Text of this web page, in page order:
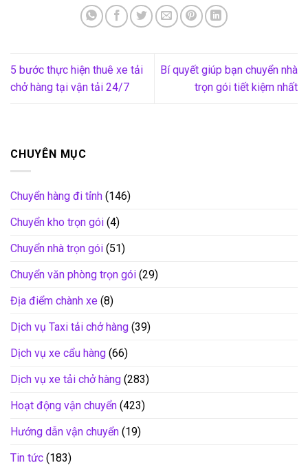
5 bước thực hiện thuê xe tải
chở hàng tại vận tải 24/7
Bí quyết giúp bạn chuyển nhà
trọn gói tiết kiệm nhất
CHUYÊN MỤC
Chuyển hàng đi tỉnh (146)
Chuyển kho trọn gói (4)
Chuyển nhà trọn gói (51)
Chuyển văn phòng trọn gói (29)
Địa điểm chành xe (8)
Dịch vụ Taxi tải chở hàng (39)
Dịch vụ xe cẩu hàng (66)
Dịch vụ xe tải chở hàng (283)
Hoạt động vận chuyển (423)
Hướng dẫn vận chuyển (19)
Tin tức (183)